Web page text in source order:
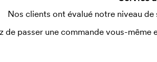
Nos clients ont évalué notre niveau
de passer une commande vous-